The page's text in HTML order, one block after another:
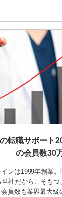
転職サポート
の会員数30
ンは1999年創業
当社だからこそも
員数も業界最大級